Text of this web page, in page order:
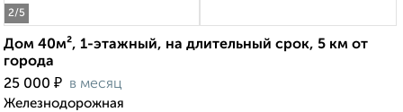
2/5
Дом 40м², 1-этажный, на длительный срок, 5 км от
города
25 000 ₽ в месяц
Железнодорожная